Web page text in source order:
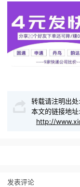
转载请注明出处:
本文的链接地址:
http://
发表评论